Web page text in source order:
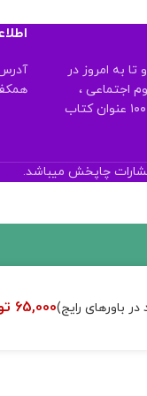
کار کرده و تا به امروز در
اجتماعی ،
انتشار آثار دکتر شریعتی ، اقتصاد و ... بیش از ۱۰۰۰ عنوان کتاب
همکف
چاپخش میباشد.
باورهای رایج)65,000